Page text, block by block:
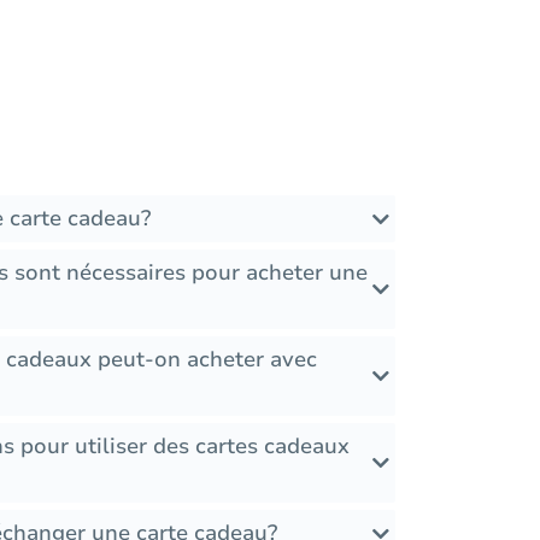
cadeau?
sont nécessaires pour acheter une
peut-on acheter avec
pour utiliser des cartes cadeaux
une carte cadeau?